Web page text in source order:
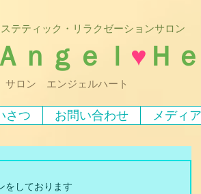
ステティック・リラクゼーションサロン
ｎｇｅｌ ♥ Ｈ
サロン エンジェルハート
さつ お問い合わせ メディ
をしております